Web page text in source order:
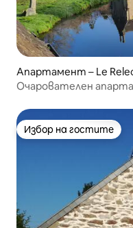
Апартамент – Le
Очарователен
Избор на гостите
Избор на гостите